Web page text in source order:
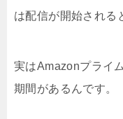
は配信が開始される
実はAmazonプライ
期間があるんです。